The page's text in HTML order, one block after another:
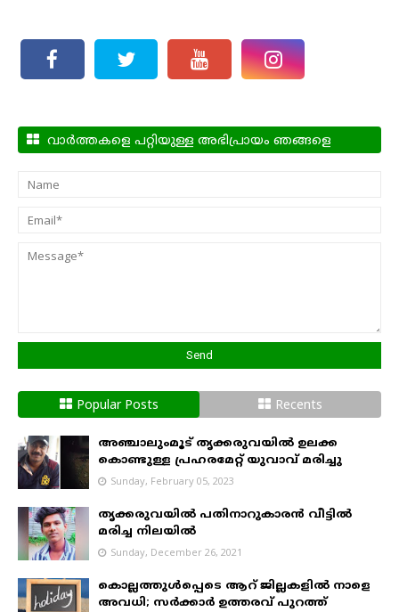
വാർത്തകളെ പറ്റിയുള്ള അഭിപ്രായം ഞങ്ങളെ
Popular Posts Recents
അഞ്ചാലുംമൂട് തൃക്കരുവയിൽ ഉലക്ക
കൊണ്ടുള്ള പ്രഹരമേറ്റ് യുവാവ് മരിച്ചു
Sunday, February 05, 2023
തൃക്കരുവയിൽ പതിനാറുകാരൻ വീട്ടിൽ
മരിച്ച നിലയിൽ
Sunday, December 26, 2021
കൊല്ലത്തുൾപ്പെടെ ആറ് ജില്ലകളിൽ നാളെ
അവധി; സർക്കാർ ഉത്തരവ് പുറത്ത്